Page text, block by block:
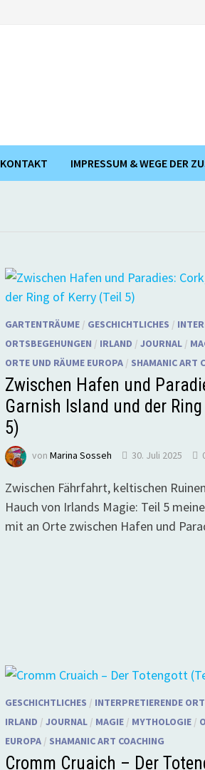
KONTAKT IMPRESSUM & WEGE DER
GARTENTRÄUME/ GESCHICHTLICHES /
ORTSBEGEHUNGEN / IRLAND / JOURNAL/
ORTE UND RÄUME EUROPA/ SHAMANIC ART
Zwischen Hafen und
Garnish Island und der Ring
5)
von Marina Sosseh 30. Juli 2025
Zwischen Fährfahrt, keltischen
Hauch von Irlands Magie: Teil 5
mit an Orte zwischen Hafen und
GESCHICHTLICHES / INTERPRETIERENDE
IRLAND / JOURNAL/ MAGIE/ MYTHOLOGIE/
EUROPA/ SHAMANIC ART COACHING
Cromm Cruaich – Der